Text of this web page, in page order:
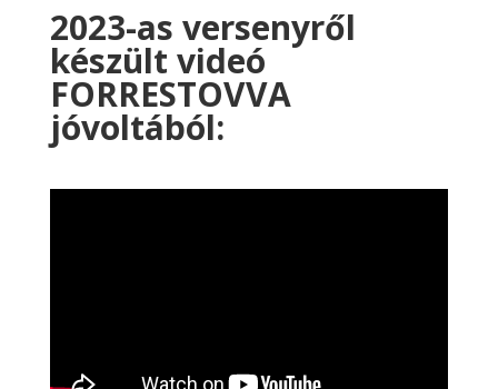
2023-as versenyről
készült videó
FORRESTOVVA
jóvoltából: